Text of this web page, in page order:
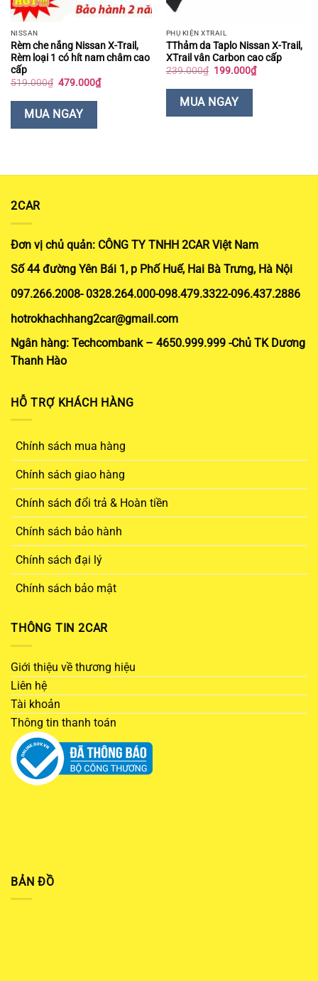
NISSAN
Rèm che nắng Nissan X-Trail,
Rèm loại 1 có hít nam châm cao
cấp
519.000₫ Giá
là:
519.000₫.
479.000₫Giá
hiện
MUA NGAY
PHỤ KIỆN XTRAIL
TThảm da Taplo Nissan X-Trail,
XTrail vân Carbon cao cấp
239.000₫ Giá
là:
239.000₫.
199.000₫Giá
hiện
MUA NGAY
2CAR
Đơn vị chủ quản: CÔNG TY TNHH 2CAR Việt Nam
Số 44 đường Yên Bái 1, p Phố Huế, Hai Bà Trưng, Hà Nội
097.266.2008- 0328.264.000-098.479.3322-096.437.2886
hotrokhachhang2car@gmail.com
Ngân hàng: Techcombank – 4650.999.999 -Chủ TK Dương
Thanh Hào
HỖ TRỢ KHÁCH HÀNG
Chính sách mua hàng
Chính sách giao hàng
Chính sách đổi trả & Hoàn tiền
Chính sách bảo hành
Chính sách đại lý
Chính sách bảo mật
THÔNG TIN 2CAR
Giới thiệu về thương hiệu
Liên hệ
Tài khoản
Thông tin thanh toán
BẢN ĐỒ